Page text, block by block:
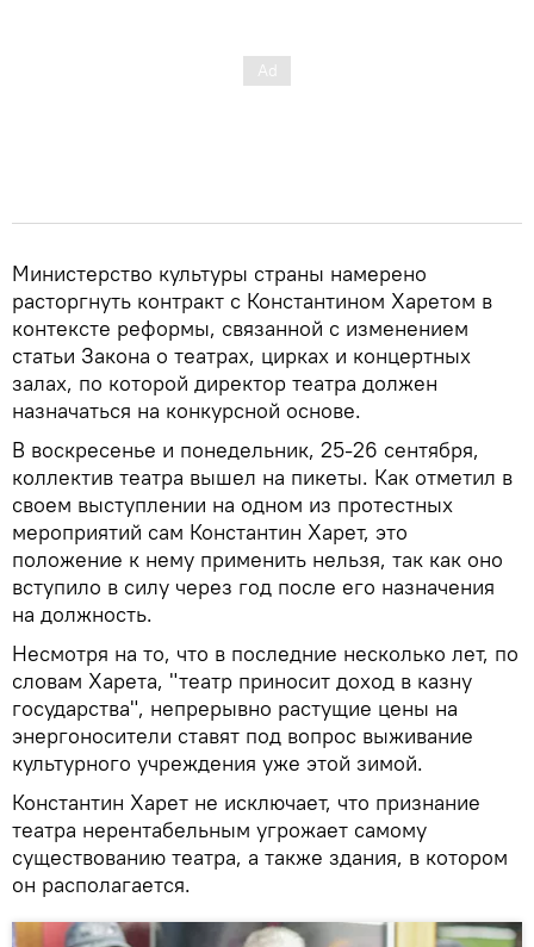
Министерство культуры страны намерено
расторгнуть контракт с Константином Харетом в
контексте реформы, связанной с изменением
статьи Закона о театрах, цирках и концертных
залах, по которой директор театра должен
назначаться на конкурсной основе.
В воскресенье и понедельник, 25-26 сентября,
коллектив театра вышел на пикеты. Как отметил в
своем выступлении на одном из протестных
мероприятий сам Константин Харет, это
положение к нему применить нельзя, так как оно
вступило в силу через год после его назначения
на должность.
Несмотря на то, что в последние несколько лет, по
словам Харета, "театр приносит доход в казну
государства", непрерывно растущие цены на
энергоносители ставят под вопрос выживание
культурного учреждения уже этой зимой.
Константин Харет не исключает, что признание
театра нерентабельным угрожает самому
существованию театра, а также здания, в котором
он располагается.